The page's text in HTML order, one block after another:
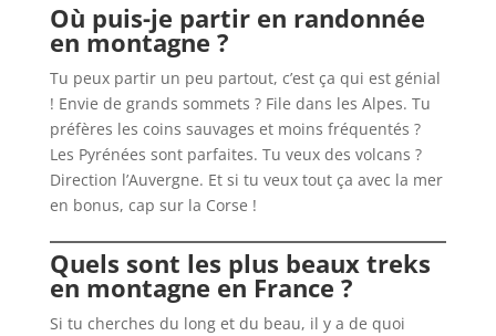
Où puis-je partir en randonnée
en montagne ?
Tu peux partir un peu partout, c’est ça qui est génial
! Envie de grands sommets ? File dans les Alpes. Tu
préfères les coins sauvages et moins fréquentés ?
Les Pyrénées sont parfaites. Tu veux des volcans ?
Direction l’Auvergne. Et si tu veux tout ça avec la mer
en bonus, cap sur la Corse !
Quels sont les plus beaux treks
en montagne en France ?
Si tu cherches du long et du beau, il y a de quoi